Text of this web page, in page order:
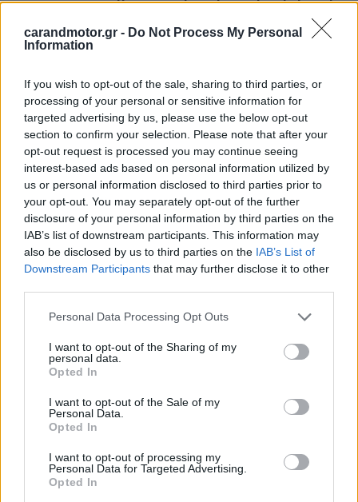
carandmotor.gr - Do Not Process My Personal
Information
If you wish to opt-out of the sale, sharing to third parties, or
processing of your personal or sensitive information for
targeted advertising by us, please use the below opt-out
section to confirm your selection. Please note that after your
opt-out request is processed you may continue seeing
interest-based ads based on personal information utilized by
us or personal information disclosed to third parties prior to
your opt-out. You may separately opt-out of the further
disclosure of your personal information by third parties on the
IAB’s list of downstream participants. This information may
also be disclosed by us to third parties on the IAB’s List of
Downstream Participants that may further disclose it to other
Please note that this website/app uses one or more Google
not limited to your visit or usage behaviour. You may click to
grant or deny consent to Google and its third-party tags to
use your data for below specified purposes in below Google
consent section.
Personal Data Processing Opt Outs
I want to opt-out of the Sharing of my
personal data.
Opted In
I want to opt-out of the Sale of my
Personal Data.
Opted In
I want to opt-out of processing my
Personal Data for Targeted Advertising.
Opted In
δυνατότητα ακόμα και της κλοπής του ίδιου του
αυτοκινήτου.
Πώς να προστατευτείς
Το απλοϊκό κόλπο των μακροχέρηδων για την παγίδευση
ενός αυτοκινήτου και του οδηγού έχειέναν εξίσου
απλό τρόπο αντιμετώπισης.
χαρτί, σημείωμα ή κάποια απόδειξη στο πίσω παρμπρίζ,
πρέπει πάση θυσία να το αγνοήσετε, να κλειδώσετε